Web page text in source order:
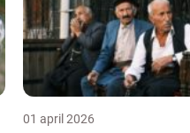
01 april 2026